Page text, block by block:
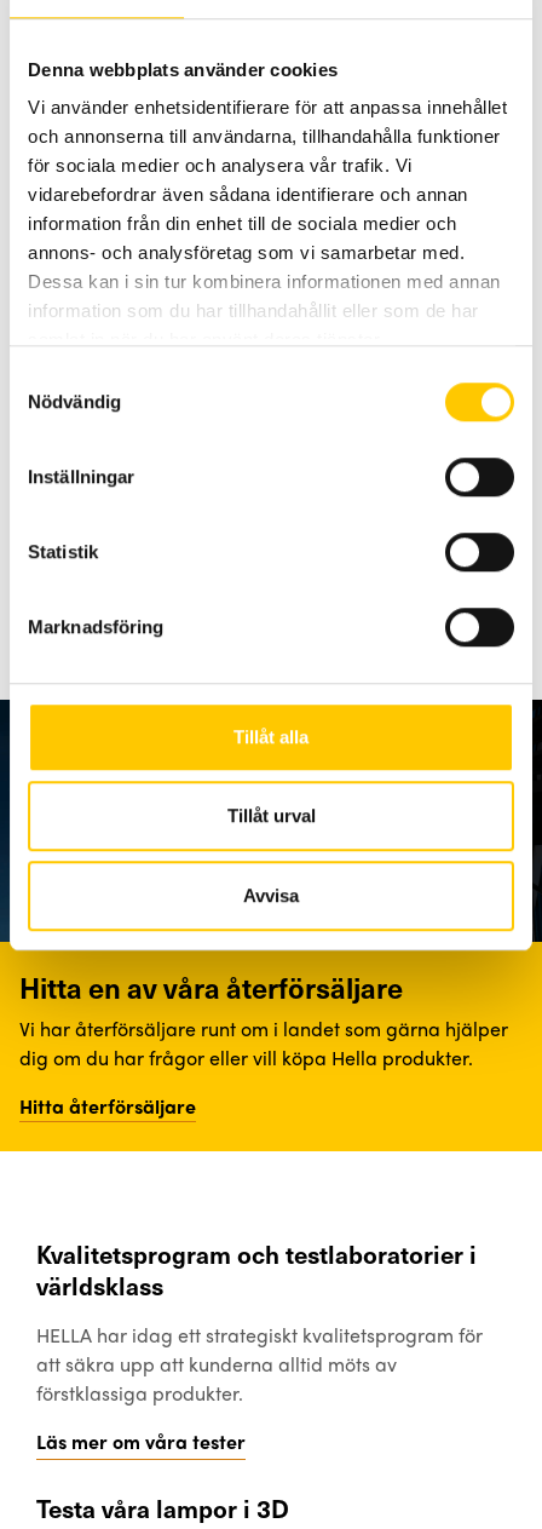
Denna webbplats använder cookies
Vi använder enhetsidentifierare för att anpassa innehållet
och annonserna till användarna, tillhandahålla funktioner
för sociala medier och analysera vår trafik. Vi
vidarebefordrar även sådana identifierare och annan
information från din enhet till de sociala medier och
annons- och analysföretag som vi samarbetar med.
Dessa kan i sin tur kombinera informationen med annan
information som du har tillhandahållit eller som de har
Nödvändig
Inställningar
Statistik
Marknadsföring
Tillåt alla
Tillåt urval
Avvisa
Kelvin
Montering, stående
Montering, hängande
Anslutning
Godkännanden
5000 5000
500 mm
ECE-R10,
IP 6K7, IP
Hitta en av våra återförsäljare
Vi har återförsäljare runt om i landet som gärna hjälper
dig om du har frågor eller vill köpa Hella produkter.
Hitta återförsäljare
Kvalitetsprogram och testlaboratorier i
världsklass
HELLA har idag ett strategiskt kvalitetsprogram för
att säkra upp att kunderna alltid möts av
förstklassiga produkter.
Läs mer om våra tester
Testa våra lampor i 3D